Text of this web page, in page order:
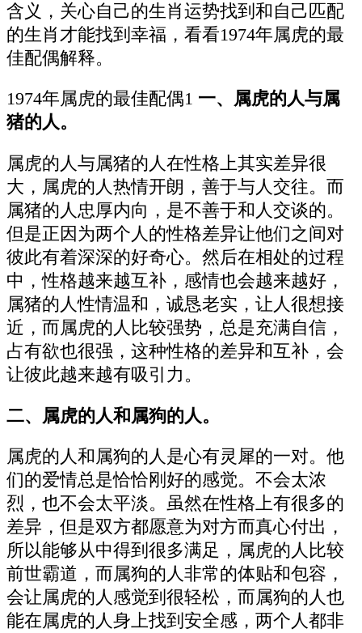
含义，关心自己的生肖运势找到和自己匹配
的生肖才能找到幸福，看看1974年属虎的最
佳配偶解释。
1974年属虎的最佳配偶1 一、属虎的人与属
猪的人。
属虎的人与属猪的人在性格上其实差异很
大，属虎的人热情开朗，善于与人交往。而
属猪的人忠厚内向，是不善于和人交谈的。
但是正因为两个人的性格差异让他们之间对
彼此有着深深的好奇心。然后在相处的过程
中，性格越来越互补，感情也会越来越好，
属猪的人性情温和，诚恳老实，让人很想接
近，而属虎的人比较强势，总是充满自信，
占有欲也很强，这种性格的差异和互补，会
让彼此越来越有吸引力。
二、属虎的人和属狗的人。
属虎的人和属狗的人是心有灵犀的一对。他
们的爱情总是恰恰刚好的感觉。不会太浓
烈，也不会太平淡。虽然在性格上有很多的
差异，但是双方都愿意为对方而真心付出，
所以能够从中得到很多满足，属虎的人比较
前世霸道，而属狗的人非常的体贴和包容，
会让属虎的人感觉到很轻松，而属狗的人也
能在属虎的人身上找到安全感，两个人都非